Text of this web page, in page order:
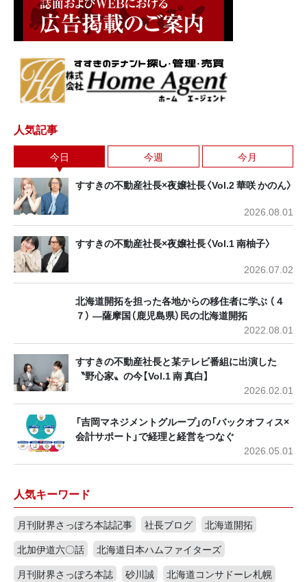
人気記事
今日 今週 今月
すすきの不動産社長×夜嬢社長〈Vol.2 華咲 かのん〉
2026.08.01
すすきの不動産社長×夜嬢社長〈Vol.1 南柚子〉
2026.07.02
北海道開拓を担った各地からの移住者に学ぶ （４
７） ―薩摩国（鹿児島県）民の北海道開拓
2022.08.01
すすきの不動産社長と某テレビ番組に出演した
〝野心家〟の今【Vol.1 南 真白】
2026.02.01
「吉岡マネジメントグループ」の「バックオフィス×
会計サポート」で経理と経営をつなぐ
2026.05.01
人気キーワード
月刊財界さっぽろ本誌記事 社長ブログ
北海道開拓
北加伊道六〇話
北海道日本ハムファイターズ
月刊財界さっぽろ本誌
砂川誠
北海道コンサドーレ札幌